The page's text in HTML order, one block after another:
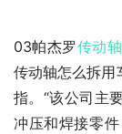
03帕杰罗传动轴
传动轴怎么拆用
指。“该公司主
冲压和焊接零